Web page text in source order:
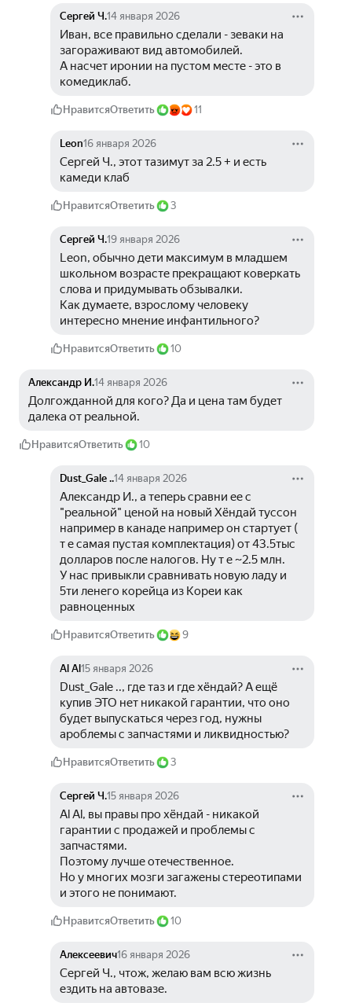
Сергей Ч.14 января 2026
Иван, все правильно сделали - зеваки на
загораживают вид автомобилей.
А насчет иронии на пустом месте - это в
комедиклаб.
НравитсяОтветить 11
Leon16 января 2026
Сергей Ч., этот тазимут за 2.5 + и есть
камеди клаб
НравитсяОтветить 3
Сергей Ч.19 января 2026
Leon, обычно дети максимум в младшем
школьном возрасте прекращают коверкать
слова и придумывать обзывалки.
Как думаете, взрослому человеку
интересно мнение инфантильного?
НравитсяОтветить 10
Александр И.14 января 2026
Долгожданной для кого? Да и цена там будет
далека от реальной.
НравитсяОтветить 10
Dust_Gale ..14 января 2026
Александр И., а теперь сравни ее с
"реальной" ценой на новый Хёндай туссон
например в канаде например он стартует (
т е самая пустая комплектация) от 43.5тыс
долларов после налогов. Ну т е ~2.5 млн.
У нас привыкли сравнивать новую ладу и
5ти ленего корейца из Кореи как
равноценных
НравитсяОтветить 9
Al Al 15 января 2026
Dust_Gale .., где таз и где хёндай? А ещё
купив ЭТО нет никакой гарантии, что оно
будет выпускаться через год, нужны
ароблемы с запчастями и ликвидностью?
НравитсяОтветить 3
Сергей Ч.15 января 2026
Al Al, вы правы про хёндай - никакой
гарантии с продажей и проблемы с
запчастями.
Поэтому лучше отечественное.
Но у многих мозги загажены стереотипами
и этого не понимают.
НравитсяОтветить 10
Алексеевич16 января 2026
Сергей Ч., чтож, желаю вам всю жизнь
ездить на автовазе.